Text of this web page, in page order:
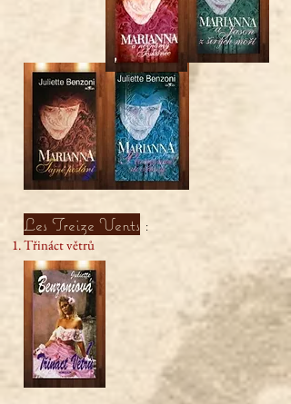
Les Treize Vents :
Třináct větrů